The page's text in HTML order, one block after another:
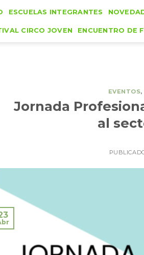
ESCUELAS INTEGRANTES
CIRCO JOVEN ENCUENTRO DE
EVENTOS,
Jornada
al